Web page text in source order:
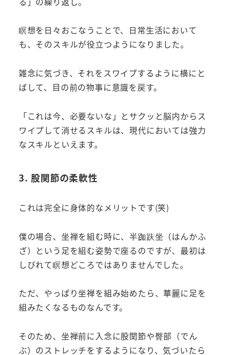
瞑想を日々おこなうことで、日常生活において
も、そのスキルが役立つようになりました。
雑念に気づき、それをスワイプするように横にと
ばして、目の前の物事に意識を戻す。
「これは今、必要ないな」とサクッと脳内からス
ワイプして消せるスキルは、現代においては強力
なスキルといえます。
3. 股関節の柔軟性
これは完全に身体的なメリットです(笑)
僕の場合、坐禅を組む時に、半跏趺坐（はんかふ
ざ）という足を組む姿勢で座るのですが、最初は
しびれて瞑想どころではありませんでした。
ただ、やっぱり坐禅を組み始めたら、華麗に足を
組みたくなるものなんです。
そのため、坐禅前に入念に股関節や臀部（でん
ぶ）のストレッチをするようになり、気づいたら